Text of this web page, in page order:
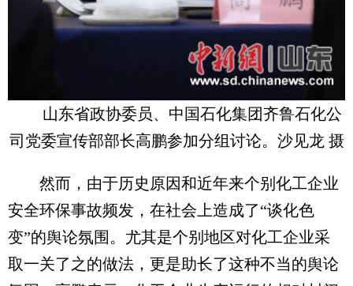
山东省政协委员、中国石化集团齐鲁石化公
司党委宣传部部长高鹏参加分组讨论。沙见龙 摄
然而，由于历史原因和近年来个别化工企业
安全环保事故频发，在社会上造成了“谈化色
变”的舆论氛围。尤其是个别地区对化工企业采
取一关了之的做法，更是助长了这种不当的舆论